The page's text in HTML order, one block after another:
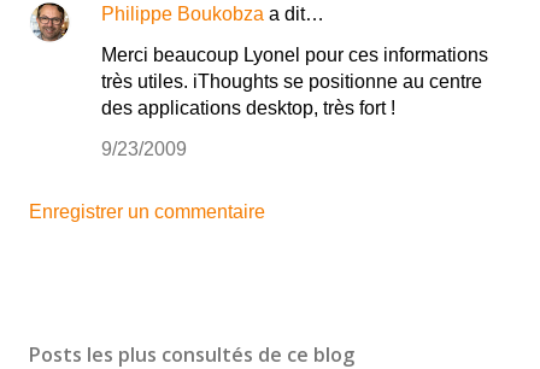
Philippe Boukobza a dit…
Merci beaucoup Lyonel pour ces informations
très utiles. iThoughts se positionne au centre
des applications desktop, très fort !
9/23/2009
Enregistrer un commentaire
Posts les plus consultés de ce blog